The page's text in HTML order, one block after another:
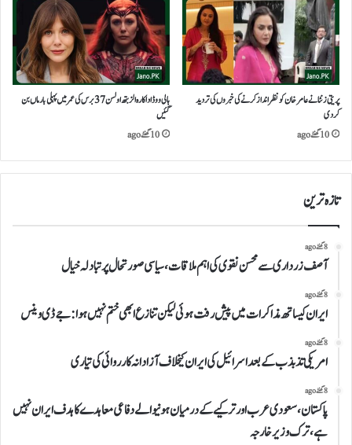
پریتی زنٹا نے عامر خان کو نظر انداز کرنے کی خبروں کی تردید
کردی
10 گھنٹے ago
ہالی ووڈ اداکارہ الزبتھ اولسن 37 برس کی عمر میں پہلی بار ماں بن
گئیں
10 گھنٹے ago
تازہ ترین
8 گھنٹے ago
آصف زرداری سے محسن نقوی کی اہم ملاقات، سیاسی صورتحال پر تبادلہ خیال
8 گھنٹے ago
ایران کیساتھ مذاکرات میں پیش رفت ہوئی لیکن تنازع ابھی ختم نہیں ہوا:جے ڈی وینس
8 گھنٹے ago
امریکی تذبذب کے بعد اسرائیل کی ایران کیخلاف آزادانہ کارروائی کی تیاری
8 گھنٹے ago
پاکستان، سعودی عرب اور ترکیے کے درمیان ہونیوالے دفاعی معاہدے کا ہدف ایران نہیں
ہے،ترک وزیر خارجہ